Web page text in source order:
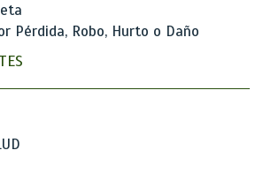
Pérdida, Robo, Hurto o Daño